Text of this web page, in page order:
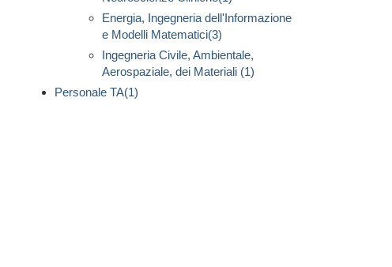
Energia, Ingegneria dell'Informazione
e Modelli Matematici(3)
Ingegneria Civile, Ambientale,
Aerospaziale, dei Materiali (1)
Personale TA(1)